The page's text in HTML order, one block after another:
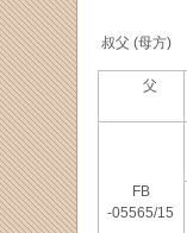
叔父 (母方)
父
FB
-05565/15